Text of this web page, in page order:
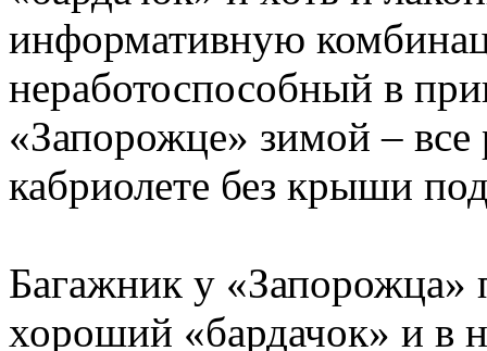
информативную
неработоспособный в
«Запорожце» зимой – все
кабриолете без крыши
Багажник у «Запорожца»
хороший «бардачок» и в